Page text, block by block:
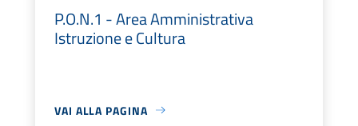
P.O.N.1 - Area Amministrativa
Istruzione e Cultura
VAI ALLA PAGINA